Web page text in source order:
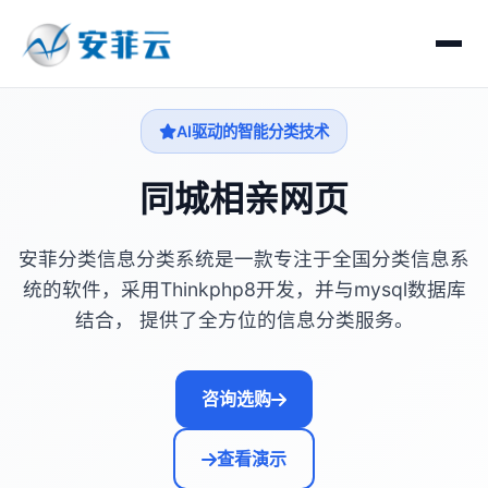
AI驱动的智能分类技术
同城相亲网页
安菲分类信息分类系统是一款专注于全国分类信息系
统的软件，采用Thinkphp8开发，并与mysql数据库
结合， 提供了全方位的信息分类服务。
咨询选购
查看演示